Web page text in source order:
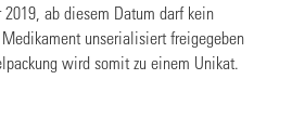
ab diesem Datum darf kein
unserialisiert freigegeben
wird somit zu einem Unikat.